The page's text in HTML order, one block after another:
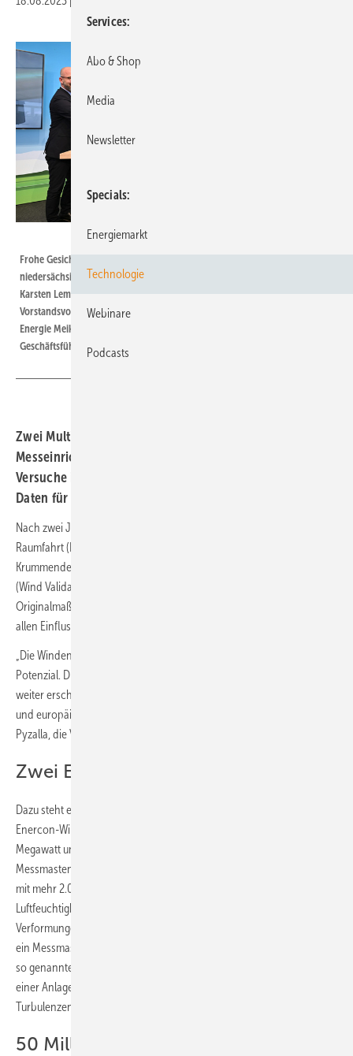
Frohe Gesichter bei der Einweihung: Rüdiger Eichel aus dem
niedersächsischen Wissenschaftsministerium, DLR-Vorstandsmitglied
Karsten Lemmer, Niedersachsens Ministerpräsident Stephan Weil, DLR-
Vorstandsvorsitzende Anke Kaysser-Pyzalla, DLR-Bereichsvorständin für
Energie Meike Jipp, Enercon-CEO Jürgen Zeschky und Stephan Barth,
Geschäftsführer ForWind (von links), drücken symbolischen Startknöpfe.
Zwei Multi-MW-Anlagen, umfangreiche
Messeinrichtungen und 2.000 Sensoren ermöglichen
Versuche im Originalmaßstab und liefern umfangreiche
Daten für die weitere Entwicklung der Windenergie.
Nach zwei Jahren Bauzeit hat das Deutsche Zentrum für Luft- und
Raumfahrt (DLR) seinen neuen Forschungswindpark eingeweiht. Im
Krummendeich bei Stade wird die Forschungsanlage
(Wind Validation) künftig für wissenschfatliche Arbeiten im
Originalmaßstab zur Verfügung stehen, um so die Windenergie mit
allen Einflussfaktoren besser zu verstehen.
„Die Windenergie hat noch weiteres großes technologisches
Potenzial. Dieses wollen wir mit dem DLR-Forschungspark Wivaldi
weiter erschließen, in die Anwendung bringen und so die deutsche
und europäische Windkraftindustrie stärken“, betonte Anke Kaysser-
Pyzalla, die Vorstandsvorsitzende des DLR.
Zwei Enercon-Anlagen liefern Daten
Dazu steht ein nach DLR-Angaben einmaliges Equipment bereit: Zwei
Enercon-Windenergieanlagen mit einer Nennleistung von je 4,26
Megawatt und einer Gesamthöhe von 150 Metern sowie mehrere
Messmasten stehen in Hauptwindrichtung hintereinander. Wivaldi ist
mit mehr 2.000 Sensoren ausgestattet, um Temperatur,
Luftfeuchtigkeit, Windgeschwindigkeit, Drücke oder minimale
Verformungen der Rotorblätter messen zu können. Zudem ermittelt
ein Messmasten-Array zwischen den Anlagen die Auswirkungen von
so genannten Wakes, Nachlaufströmungen aus dem Windschatten
einer Anlage mit geringeren Windgeschwindigkeiten und stärkeren
Turbulenzen.
50 Millionen Euro für die
Services
Abo & Shop
Media
Newsletter
Specials
Energiemarkt
Technologie
Webinare
Podcasts